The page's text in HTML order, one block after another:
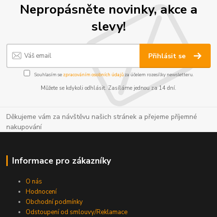
Nepropásněte novinky, akce a
slevy!
Přihlásit se
Souhlasím se zpracováním osobních údajůza účelem rozesílky newsletteru.
Můžete se kdykoli odhlásit. Zasíláme jednou za 14 dní.
Děkujeme vám za návštěvu našich stránek a přejeme příjemné
nakupování
Informace pro zákazníky
O nás
Hodnocení
Obchodní podmínky
Odstoupení od smlouvy/Reklamace